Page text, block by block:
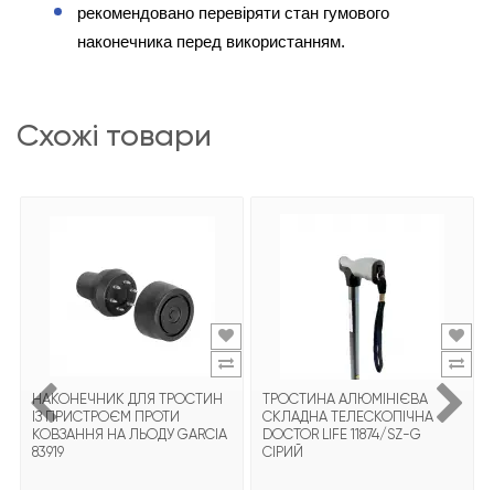
рекомендовано перевіряти стан гумового
наконечника перед використанням.
схожі товари
НАКОНЕЧНИК ДЛЯ ТРОСТИН
ІЗ ПРИСТРОЄМ ПРОТИ
КОВЗАННЯ НА ЛЬОДУ GARCIA
83919
ТРОСТИНА АЛЮМІНІЄВА
СКЛАДНА ТЕЛЕСКОПІЧНА
DOCTOR LIFE 11874/SZ-G
СІРИЙ